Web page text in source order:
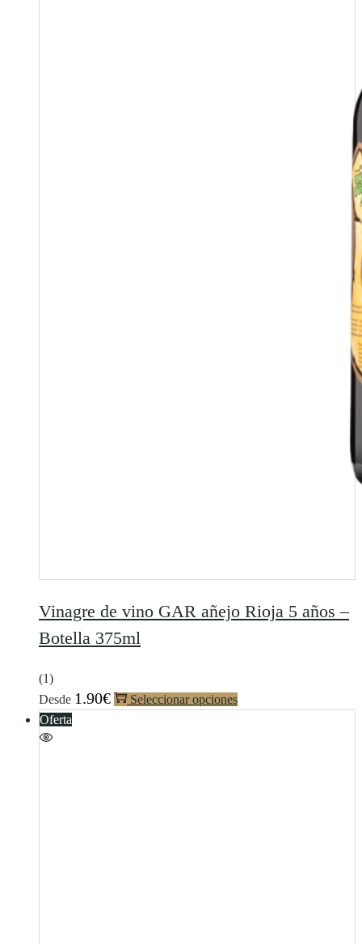
Vinagre de vino GAR añejo Rioja 5 años –
Botella 375ml
(1)
Desde 1.90€
Seleccionar opciones
Oferta